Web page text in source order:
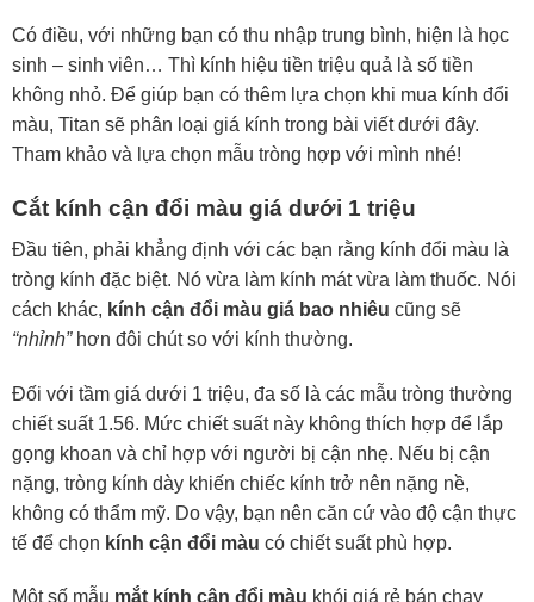
Có điều, với những bạn có thu nhập trung bình, hiện là học
sinh – sinh viên… Thì kính hiệu tiền triệu quả là số tiền
không nhỏ. Để giúp bạn có thêm lựa chọn khi mua kính đổi
màu, Titan sẽ phân loại giá kính trong bài viết dưới đây.
Tham khảo và lựa chọn mẫu tròng hợp với mình nhé!
Cắt kính cận đổi màu giá dưới 1 triệu
Đầu tiên, phải khẳng định với các bạn rằng kính đổi màu là
tròng kính đặc biệt. Nó vừa làm kính mát vừa làm thuốc. Nói
cách khác, kính cận đổi màu giá bao nhiêu cũng sẽ
“nhỉnh”hơn đôi chút so với kính thường.
Đối với tầm giá dưới 1 triệu, đa số là các mẫu tròng thường
chiết suất 1.56. Mức chiết suất này không thích hợp để lắp
gọng khoan và chỉ hợp với người bị cận nhẹ. Nếu bị cận
nặng, tròng kính dày khiến chiếc kính trở nên nặng nề,
không có thẩm mỹ. Do vậy, bạn nên căn cứ vào độ cận thực
tế để chọn kính cận đổi màu có chiết suất phù hợp.
Một số mẫu mắt kính cận đổi màu khói giá rẻ bán chạy